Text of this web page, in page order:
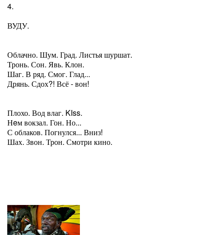
4.
ВУДУ.
Облачно. Шум. Град. Листья шуршат.
Тронь. Сон. Явь. Клон.
Шаг. В ряд. Смог. Глад...
Дрянь. Сдох?! Всё - вон!
Плохо. Вод влаг. KIss.
Нeм вокзал. Гон. Но...
С облаков. Погнулся... Вниз!
Шах. Звон. Трон. Смотри кино.